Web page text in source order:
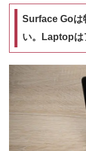
Surface Goは
い。Laptopは